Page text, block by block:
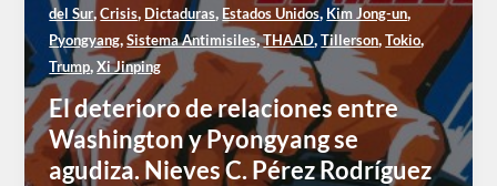
del Sur,Crisis, Dictaduras, Estados Unidos, Kim Jong-un,
Pyongyang,Sistema Antimisiles,THAAD,Tillerson,Tokio,
Trump,Xi Jinping
El deterioro de relaciones entre
Washington y Pyongyang se
agudiza. Nieves C. Pérez Rodríguez